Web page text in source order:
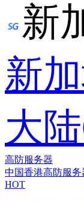
新
新
大
高防服务器
中国香港高防服务
HOT